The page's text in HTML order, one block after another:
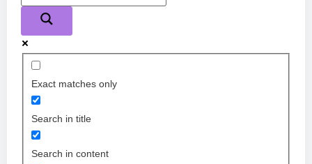
Exact matches only
Search in title
Search in content